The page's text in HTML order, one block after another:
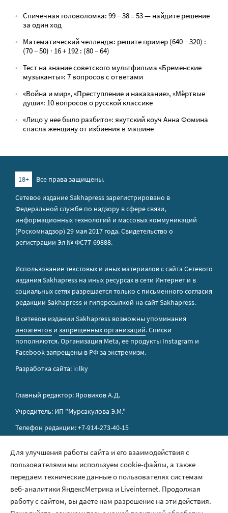
Спичечная головоломка: 99 − 38 = 53 — найдите решение
за один ход
Математический челлендж: решите пример (640 − 320) :
(70 − 50) · 16 + 192 : (80 − 64)
Тест на знание советского мультфильма «Бременские
музыканты»: 7 вопросов с ответами
«Война и мир», «Преступление и наказание», «Мёртвые
души»: 10 вопросов о русской классике
«Лицо у нее было разбито»: якутский коуч Анна Фомина
спасла женщину от избиения в машине
18+
Все права защищены.
Сетевое издание Sakhapress зарегистрировано в
Федеральной службе по надзору в сфере связи,
информационных технологий и массовых коммуникаций
(Роскомнадзор) 29 мая 2017 года. Свидетельство о
регистрации Эл № ФС77-69888.
Использование текстовых и иных материалов с сайта Сетевого
издания Sakhapress на иных ресурсах в сети Интернет и в
социальных сетях разрешается только с письменного согласия
редакции Sakhapress и гиперссылкой на сайт Sakhapress.
В сетевом издании Sakhapress возможны упоминания
иноагентов и запрещенных организаций. Списки
пополняются. Организация Metа, ее продукты Instagram и
Facebook запрещены в РФ за экстремизм.
Разработка сайта: iolky
Главный редактор: Яровиков А.Д.
Учредитель: ИП "Мурсакулова Э.М."
Телефон редакции: +7-914-273-40-15
Правила сайта
Политика обработки персональных данных
Размещение рекламы
Для улучшения работы сайта и его взаимодействия с
пользователями мы используем cookie-файлы, а также
передаем технические данные о пользователях системам
веб-аналитики ЯндексМетрика и Liveinternet. Продолжая
работу с сайтом, вы даете нам разрешение на эти действия.